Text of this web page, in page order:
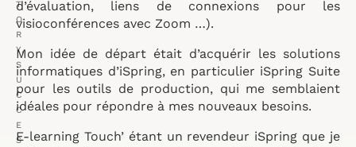
T
O
R
Y,
S
U
C
C
E
S
d’évaluation, liens de connexions pour les
visioconférences avec Zoom …).
Mon idée de départ était d’acquérir les solutions
informatiques d’iSpring, en particulier iSpring Suite
pour les outils de production, qui me semblaient
idéales pour répondre à mes nouveaux besoins.
E-learning Touch’ étant un revendeur iSpring que je